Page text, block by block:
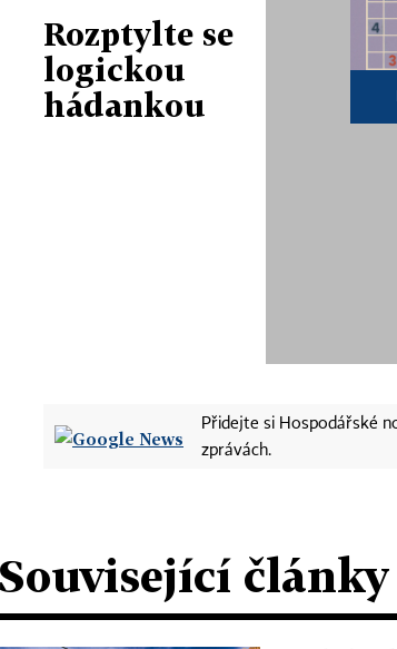
Rozptylte se
logickou
hádankou
Přidejte si Hospodářské
zprávách.
Související články